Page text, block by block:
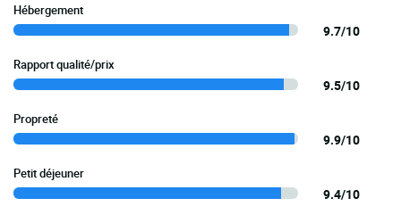
Hébergement
9.7/10
Rapport qualité/prix
9.5/10
Propreté
9.9/10
Petit déjeuner
9.4/10